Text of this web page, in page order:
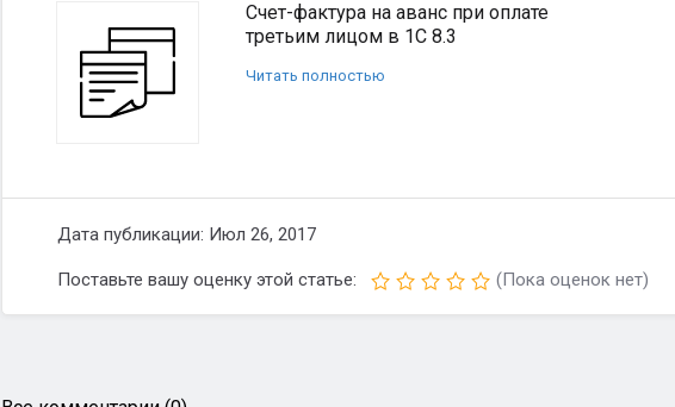
Счет-фактура на аванс при оплате
третьим лицом в 1С 8.3
Читать полностью
Дата публикации: Июл 26, 2017
Поставьте вашу оценку этой статье: (Пока оценок нет)